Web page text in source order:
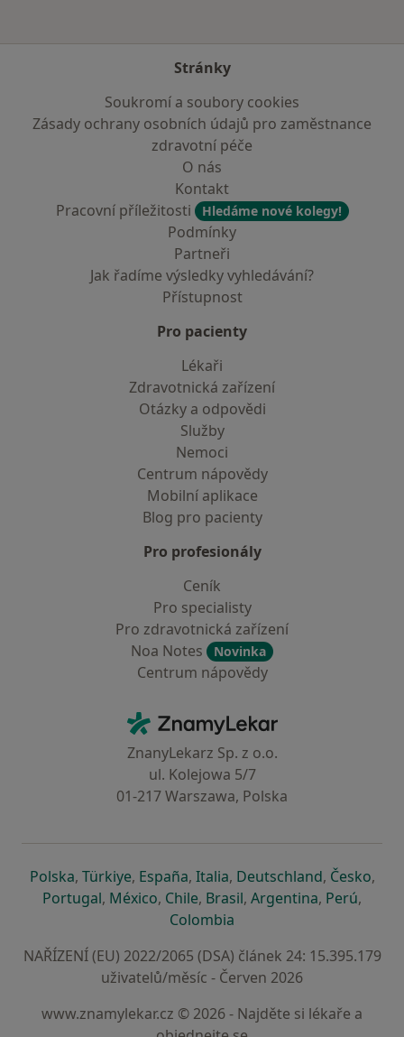
Stránky
Soukromí a soubory cookies
Zásady ochrany osobních údajů pro zaměstnance
zdravotní péče
O nás
Kontakt
Pracovní příležitosti
Hledáme nové kolegy!
Podmínky
Partneři
Jak řadíme výsledky vyhledávání?
Přístupnost
Pro pacienty
Lékaři
Zdravotnická zařízení
Otázky a odpovědi
Služby
Nemoci
Centrum nápovědy
Mobilní aplikace
Blog pro pacienty
Pro profesionály
Ceník
Pro specialisty
Pro zdravotnická zařízení
Noa Notes
Novinka
Centrum nápovědy
ZnamyLekar - Hlavní stránka
ZnanyLekarz Sp. z o.o.
ul. Kolejowa 5/7
01-217 Warszawa, Polska
Polskase otevře v nové záložce
, Türkiyese otevře v nové záložce
, Españase otevře v nové záložce
, Italiase otevře v nové záložce
, Deutschlandse otevře v
, Českose
,
Portugalse otevře v nové záložce
, Méxicose otevře v nové záložce
, Chilese otevře v nové záložce
, Brasilse otevře v nové
, Argentinase otevře v
, Perúse
,
Colombia
NAŘÍZENÍ (EU) 2022/2065 (DSA) článek 24: 15.395.179
uživatelů/měsíc - Červen 2026
www.znamylekar.cz © 2026 - Najděte si lékaře a